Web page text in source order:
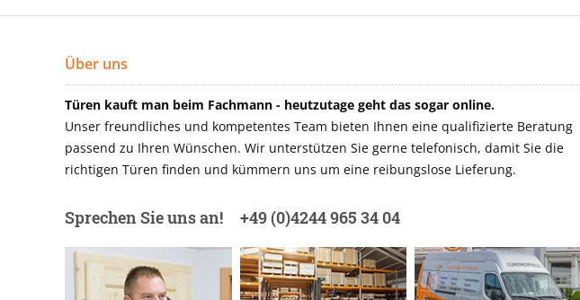
Über uns
Türen kauft man beim Fachmann - heutzutage geht das sogar online.
Unser freundliches und kompetentes Team bieten Ihnen eine qualifizierte Beratung
passend zu Ihren Wünschen. Wir unterstützen Sie gerne telefonisch, damit Sie die
richtigen Türen finden und kümmern uns um eine reibungslose Lieferung.
Sprechen Sie uns an! +49 (0)4244 965 34 04